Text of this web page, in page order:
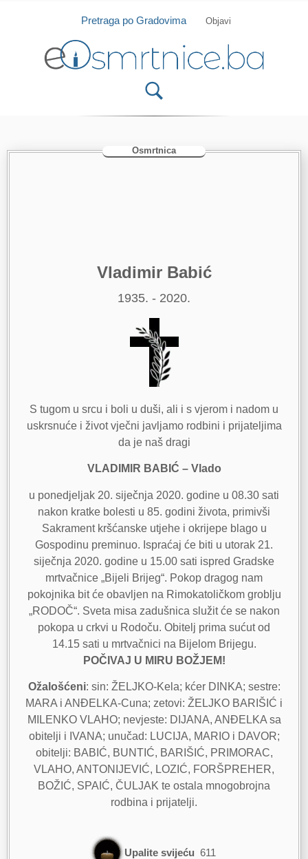
Isprobajte našu Android i IOS aplikaciju
Pretraga po Gradovima Objavi
Osmrtnica
Vladimir Babić
1935. - 2020.
S tugom u srcu i boli u duši, ali i s vjerom i nadom u
uskrsnuće i život vječni javljamo rodbini i prijateljima
da je naš dragi
VLADIMIR BABIĆ – Vlado
u ponedjeljak 20. siječnja 2020. godine u 08.30 sati
nakon kratke bolesti u 85. godini života, primivši
Sakrament kršćanske utjehe i okrijepe blago u
Gospodinu preminuo. Ispraćaj će biti u utorak 21.
siječnja 2020. godine u 15.00 sati ispred Gradske
mrtvačnice „Bijeli Brijeg“. Pokop dragog nam
pokojnika bit će obavljen na Rimokatoličkom groblju
„RODOČ“. Sveta misa zadušnica služit će se nakon
pokopa u crkvi u Rodoču. Obitelj prima sućut od
14.15 sati u mrtvačnici na Bijelom Brijegu.
POČIVAJ U MIRU BOŽJEM!
Ožalošćeni: sin: ŽELJKO-Kela; kćer DINKA; sestre:
MARA i ANĐELKA-Cuna; zetovi: ŽELJKO BARIŠIĆ i
MILENKO VLAHO; nevjeste: DIJANA, ANĐELKA sa
obitelji i IVANA; unučad: LUCIJA, MARIO i DAVOR;
obitelji: BABIĆ, BUNTIĆ, BARIŠIĆ, PRIMORAC,
VLAHO, ANTONIJEVIĆ, LOZIĆ, FORŠPREHER,
BOŽIĆ, SPAIĆ, ČULJAK te ostala mnogobrojna
rodbina i prijatelji.
Upalite svijeću 611